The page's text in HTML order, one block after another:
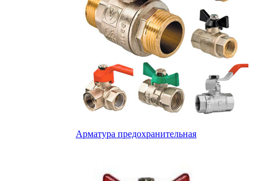
Арматура предохранительная